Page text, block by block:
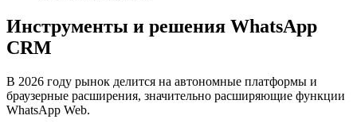
Инструменты и решения WhatsApp
CRM
В 2026 году рынок делится на автономные платформы и
браузерные расширения, значительно расширяющие функции
WhatsApp Web.